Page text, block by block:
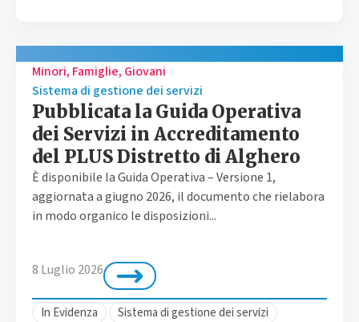
Minori, Famiglie, Giovani
Sistema di gestione dei servizi
Pubblicata la Guida Operativa
dei Servizi in Accreditamento
del PLUS Distretto di Alghero
È disponibile la Guida Operativa – Versione 1,
aggiornata a giugno 2026, il documento che rielabora
in modo organico le disposizioni...
8 Luglio 2026
In Evidenza
Sistema di gestione dei servizi